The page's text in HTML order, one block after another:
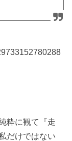
粋に観て『走
だけではない